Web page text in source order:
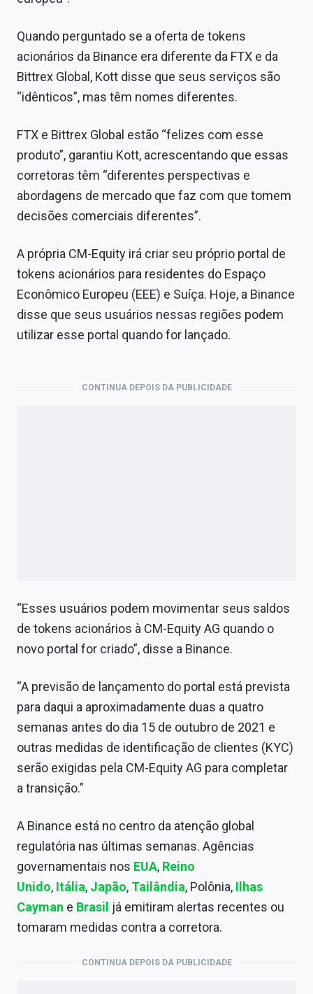
Quando perguntado se a oferta de tokens
acionários da Binance era diferente da FTX e da
Bittrex Global, Kott disse que seus serviços são
“idênticos”, mas têm nomes diferentes.
FTX e Bittrex Global estão “felizes com esse
produto”, garantiu Kott, acrescentando que essas
corretoras têm “diferentes perspectivas e
abordagens de mercado que faz com que tomem
decisões comerciais diferentes”.
A própria CM-Equity irá criar seu próprio portal de
tokens acionários para residentes do Espaço
Econômico Europeu (EEE) e Suíça. Hoje, a Binance
disse que seus usuários nessas regiões podem
utilizar esse portal quando for lançado.
CONTINUA DEPOIS DA PUBLICIDADE
“Esses usuários podem movimentar seus saldos
de tokens acionários à CM-Equity AG quando o
novo portal for criado”, disse a Binance.
“A previsão de lançamento do portal está prevista
para daqui a aproximadamente duas a quatro
semanas antes do dia 15 de outubro de 2021 e
outras medidas de identificação de clientes (KYC)
serão exigidas pela CM-Equity AG para completar
a transição.”
A Binance está no centro da atenção global
regulatória nas últimas semanas. Agências
governamentais nos EUA, Reino
Unido, Itália, Japão, Tailândia, Polônia, Ilhas
Cayman e Brasil já emitiram alertas recentes ou
tomaram medidas contra a corretora.
CONTINUA DEPOIS DA PUBLICIDADE